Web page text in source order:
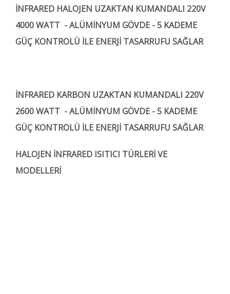
İNFRARED HALOJEN UZAKTAN KUMANDALI 220V
4000 WATT - ALÜMİNYUM GÖVDE - 5 KADEME
GÜÇ KONTROLÜ İLE ENERJİ TASARRUFU SAĞLAR
İNFRARED KARBON UZAKTAN KUMANDALI 220V
2600 WATT - ALÜMİNYUM GÖVDE - 5 KADEME
GÜÇ KONTROLÜ İLE ENERJİ TASARRUFU SAĞLAR
HALOJEN İNFRARED ISITICI TÜRLERİ VE
MODELLERİ